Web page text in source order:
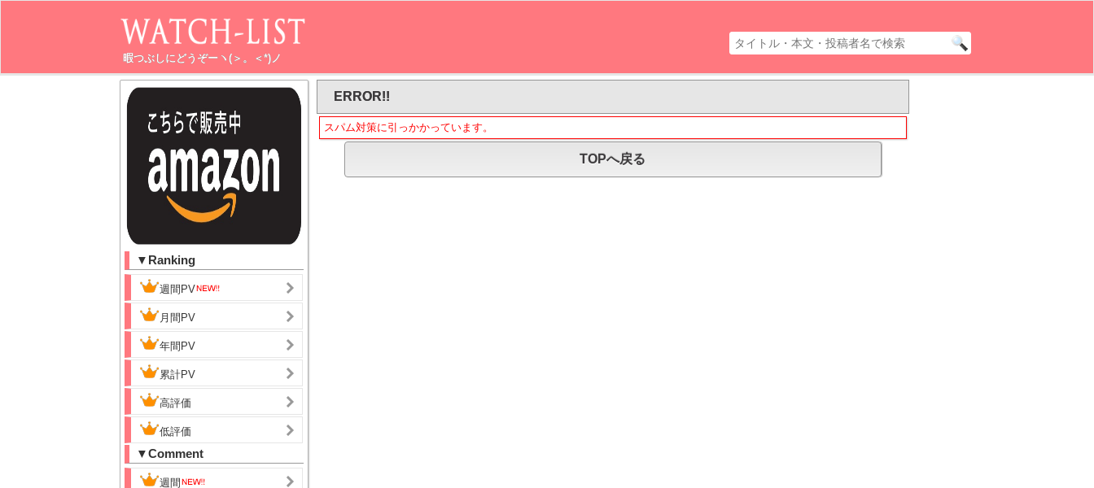
暇つぶしにどうぞーヽ(＞。＜*)ノ
▼Ranking
週間PV
月間PV
年間PV
累計PV
高評価
低評価
▼Comment
週間
ERROR!!
スパム対策に引っかかっています。
TOPへ戻る